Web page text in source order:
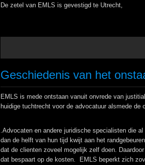
De zetel van EMLS is gevestigd te Utrecht,
Geschiedenis van het
EMLS is mede ontstaan vanuit onvrede van
huidige tuchtrecht voor de advocatuur alsmede de
.Advocaten en andere juridische specialisten die
dan de helft van hun tijd kwijt aan het
dat de clienten zoveel mogelijk zelf doen.
dat bespaart op de kosten. EMLS beperkt zich